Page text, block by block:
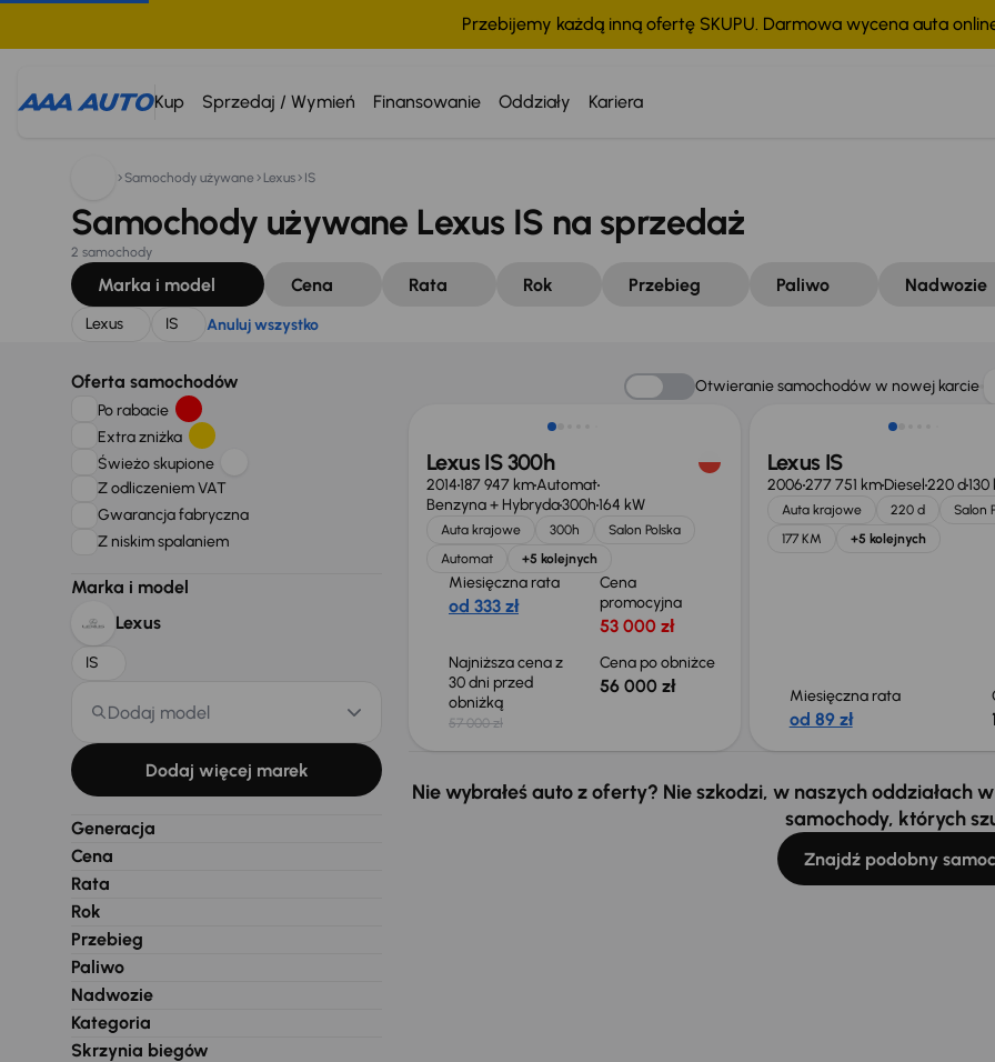
Przebijemy każdą inną ofertę SKUPU. Darmowa wycena auta
Kup Sprzedaj / Wymień Finansowanie Oddziały Kariera
Szukam: Anuluj wszystko
Samochody używane Lexus IS
Samochody używane Lexus IS na sprzedaż
2 samochody
Marka i model Cena Rata Rok Przebieg Paliwo Nadwozie
Lexus IS Anuluj wszystko
Oferta samochodów
Po rabacie
Extra zniżka
Świeżo skupione
Z odliczeniem VAT
Gwarancja fabryczna
Z niskim spalaniem
Marka i model
Lexus
IS
Dodaj model
Dodaj więcej marek
Generacja
Cena
Rata
Rok
Przebieg
Paliwo
Nadwozie
Kategoria
Skrzynia biegów
Otwieranie samochodów w nowej karcie
Lexus IS 300h
2014187 947 kmAutomat
Benzyna + Hybryda300h164 kW
Auta krajowe 300h
Salon Polska
Automat
+5 kolejnych
Miesięczna rata
od 333 zł
Cena
promocyjna
53 000 zł
Najniższa cena z
30 dni przed
obniżką
57 000 zł
Cena po obniżce
56 000 zł
Lexus IS
2006277 751 kmDiesel220 d130
Auta krajowe 220 d
Salon
177 KM
+5 kolejnych
Miesięczna rata
od 89 zł
Nie wybrałeś auto z oferty? Nie szkodzi, w naszych oddziałach
samochody, których
Znajdź podobny